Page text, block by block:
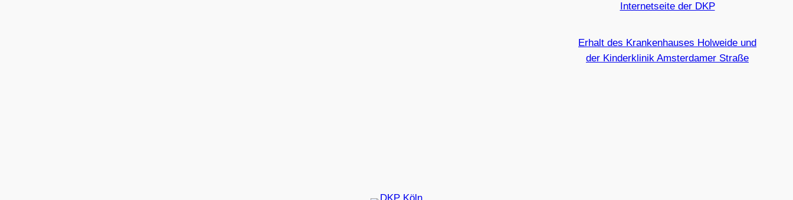
Internetseite der DKP
Erhalt des Krankenhauses Holweide und
der Kinderklinik Amsterdamer Straße